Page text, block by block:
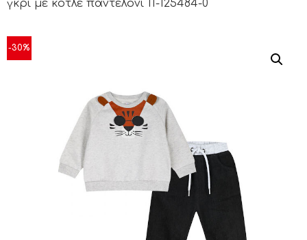
γκρι με κοτλέ παντελόνι 11-125484-0
-30%